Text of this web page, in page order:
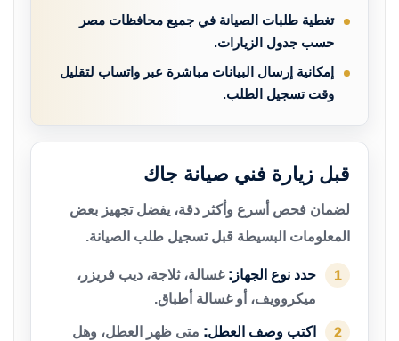
تغطية طلبات الصيانة في جميع محافظات مصر
حسب جدول الزيارات.
إمكانية إرسال البيانات مباشرة عبر واتساب لتقليل
وقت تسجيل الطلب.
قبل زيارة فني صيانة جاك
لضمان فحص أسرع وأكثر دقة، يفضل تجهيز بعض
المعلومات البسيطة قبل تسجيل طلب الصيانة.
1 حدد نوع الجهاز: غسالة، ثلاجة، ديب فريزر،
ميكروويف، أو غسالة أطباق.
2 اكتب وصف العطل: متى ظهر العطل، وهل